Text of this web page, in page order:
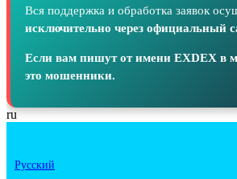
Вся поддержка и обработка заявок
исключительно через официальный
Если вам пишут от имени EXDEX в
это мошенники.
ru
Русский